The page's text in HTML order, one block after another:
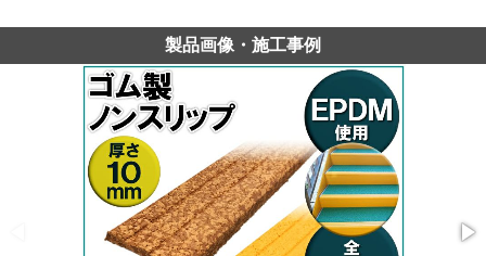
製品画像・施工事例